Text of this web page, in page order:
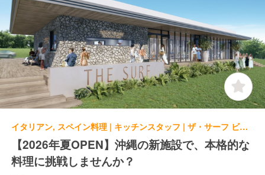
イタリアン, スペイン料理 | キッチンスタッフ | ザ・サーフ ビーチサイドテラス
【2026年夏OPEN】沖縄の新施設で、本格的な
料理に挑戦しませんか？